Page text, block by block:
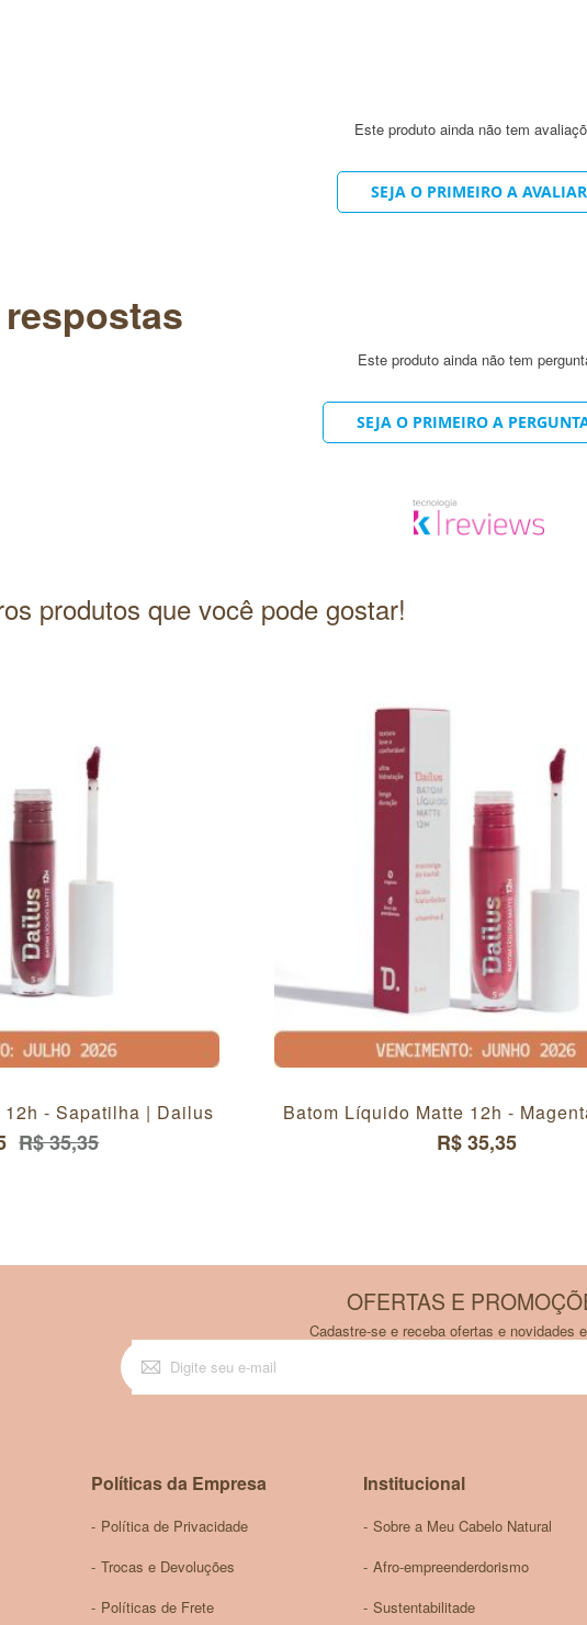
de aplicar?
uma base fortalecedora antes do esmalte para proteger a unha e
Este produto ainda não tem
SEJA O PRIMEIRO A AVALIAR
Este produto ainda não tem
SEJA O PRIMEIRO A
produtos que você pode gostar!
- Sapatilha | Dailus
R$ 35,35
Batom Líquido Matte 12h -
R$ 35,35
OFERTAS E
Cadastre-se e receba ofertas e novidades
Políticas da Empresa
Política de Privacidade
Trocas e Devoluções
Políticas de Frete
Institucional
Sobre a Meu Cabelo Natural
Afro-empreenderdorismo
Sustentabilitade